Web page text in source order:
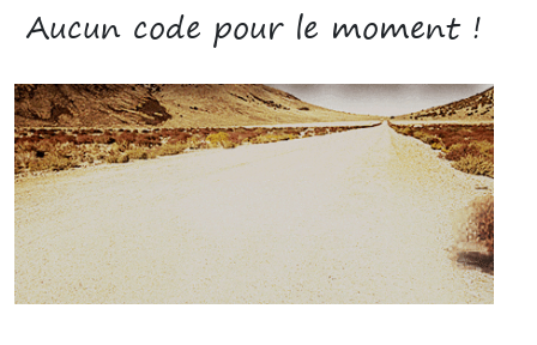
Aucun code pour le moment !